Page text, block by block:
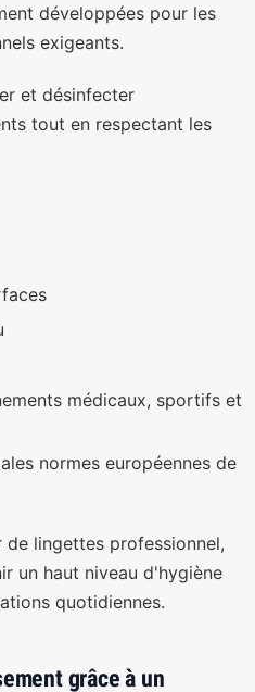
développées pour les
exigeants.
et désinfecter
tout en respectant les
médicaux, sportifs et
normes européennes de
lingettes professionnel,
un haut niveau d'hygiène
quotidiennes.
grâce à un